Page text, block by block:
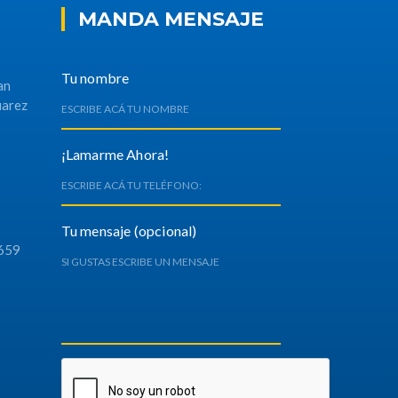
MANDA MENSAJE
Tu nombre
¡Lamarme Ahora!
Tu mensaje (opcional)